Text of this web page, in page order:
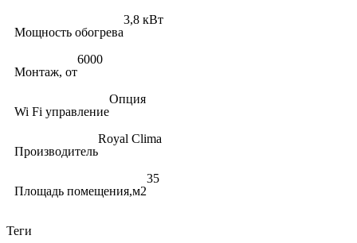
Мощность обогрева
3,8 кВт
Монтаж, от
6000
Wi Fi управление
Опция
Производитель
Royal Clima
Площадь помещения,м2
35
Теги